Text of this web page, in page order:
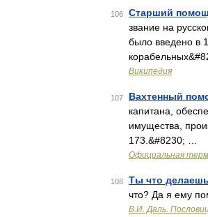
106 Старший
звание на
было введено в
Википедия
107 Вахтенный
капитана,
имущества,
173.&#8230; …
Официальная
108 Ты что
что? Да я ему
В.И. Даль.